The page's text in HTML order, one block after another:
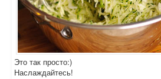
Это так просто:)
Наслаждайтесь!